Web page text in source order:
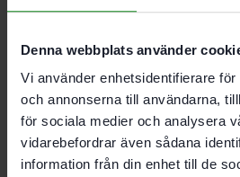
Denna webbplats använder
Vi använder enhetsidentifierare
och annonserna till användarna,
för sociala medier och analysera
vidarebefordrar även sådana
information från din enhet till de
Sats med 12 hårdmetall-
Komplett sats med
spännelement
12 hårdmetall-fräshjul
Reservhjul för FZ-RGP 80